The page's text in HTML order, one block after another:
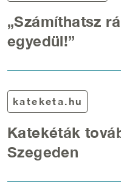
„Számíthatsz
egyedül!”
kateketa.hu
Katekéták
Szegeden